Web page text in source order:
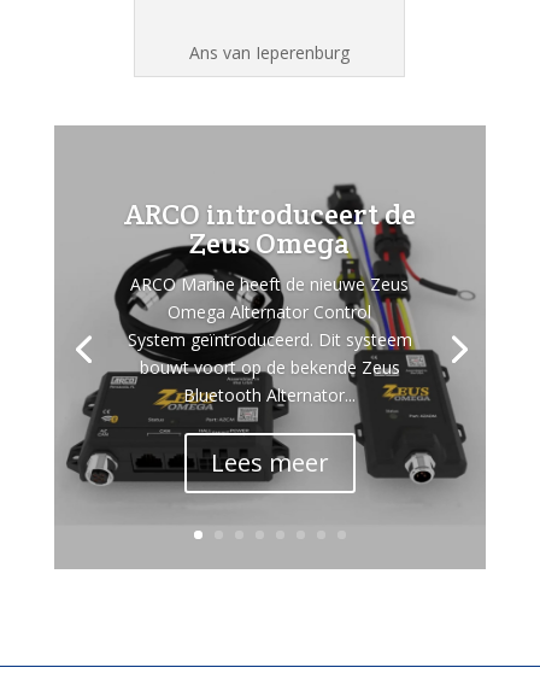
Ans van Ieperenburg
ARCO introduceert de
Zeus Omega
ARCO Marine heeft de nieuwe Zeus
Omega Alternator Control
System geïntroduceerd. Dit systeem
bouwt voort op de bekende Zeus
Bluetooth Alternator...
Lees meer